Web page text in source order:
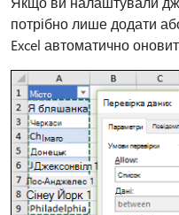
потрібно лише додати
Excel автоматично